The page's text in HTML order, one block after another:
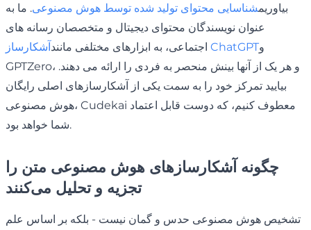
بیاوریمشناسایی محتوای تولید شده توسط هوش مصنوعی. ما به
عنوان نویسندگان محتوای دیجیتال و متخصصان رسانه های
اجتماعی، به ابزارهای مختلفی مانند آشکارساز ChatGPTو
GPTZero، و هر یک از آنها بینش منحصر به فردی را ارائه می دهند.
بیایید تمرکز خود را به سمت یکی از آشکارسازهای اصلی رایگان
هوش مصنوعی، Cudekai معطوف کنیم، که دوست قابل اعتماد
شما خواهد بود.
چگونه آشکارسازهای هوش مصنوعی متن را
تجزیه و تحلیل می‌کنند
تشخیص هوش مصنوعی حدس و گمان نیست - بلکه بر اساس علم